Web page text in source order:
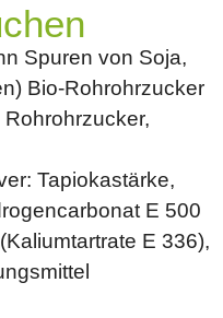
Spuren von Soja,
Bio-Rohrohrzucker
Tapiokastärke,
E 500
E 336),